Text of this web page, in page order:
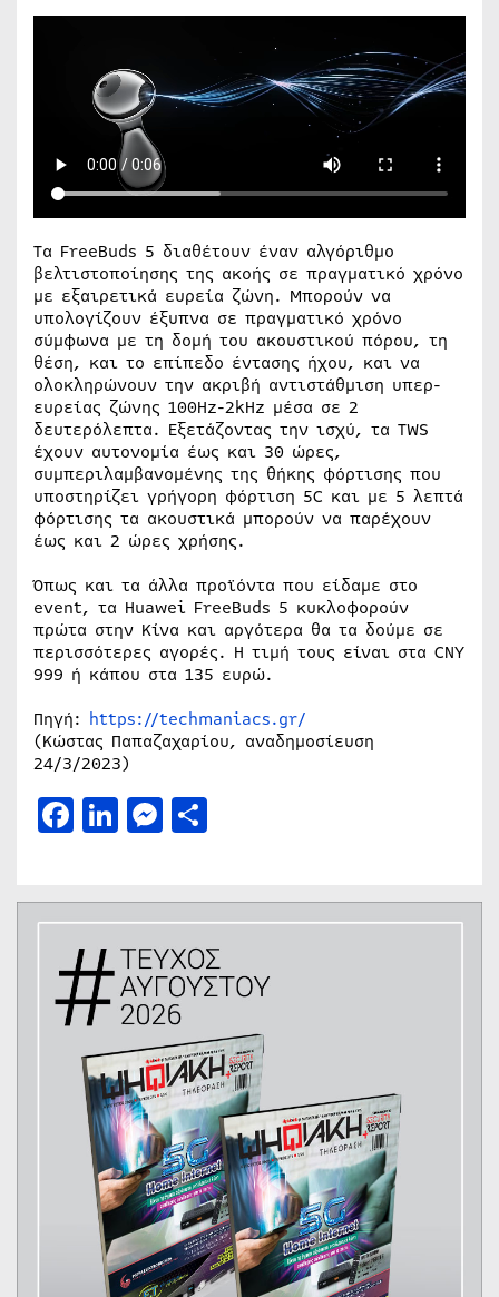
Τα FreeBuds 5 διαθέτουν έναν αλγόριθμο
βελτιστοποίησης της ακοής σε πραγματικό χρόνο
με εξαιρετικά ευρεία ζώνη. Μπορούν να
υπολογίζουν έξυπνα σε πραγματικό χρόνο
σύμφωνα με τη δομή του ακουστικού πόρου, τη
θέση, και το επίπεδο έντασης ήχου, και να
ολοκληρώνουν την ακριβή αντιστάθμιση υπερ-
ευρείας ζώνης 100Hz-2kHz μέσα σε 2
δευτερόλεπτα. Εξετάζοντας την ισχύ, τα TWS
έχουν αυτονομία έως και 30 ώρες,
συμπεριλαμβανομένης της θήκης φόρτισης που
υποστηρίζει γρήγορη φόρτιση 5C και με 5 λεπτά
φόρτισης τα ακουστικά μπορούν να παρέχουν
έως και 2 ώρες χρήσης.
Όπως και τα άλλα προϊόντα που είδαμε στο
event, τα Huawei FreeBuds 5 κυκλοφορούν
πρώτα στην Κίνα και αργότερα θα τα δούμε σε
περισσότερες αγορές. Η τιμή τους είναι στα CNY
999 ή κάπου στα 135 ευρώ.
Πηγή: https://techmaniacs.gr/
(Κώστας Παπαζαχαρίου, αναδημοσίευση
24/3/2023)
Facebook
LinkedIn
Messenger